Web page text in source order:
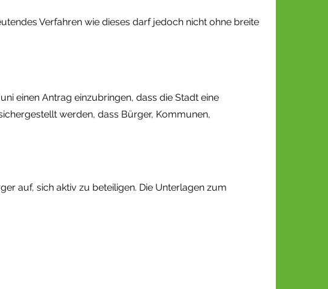
Verfahren wie dieses darf jedoch nicht ohne breite
einen Antrag einzubringen, dass die Stadt eine
werden, dass Bürger, Kommunen,
auf, sich aktiv zu beteiligen. Die Unterlagen zum